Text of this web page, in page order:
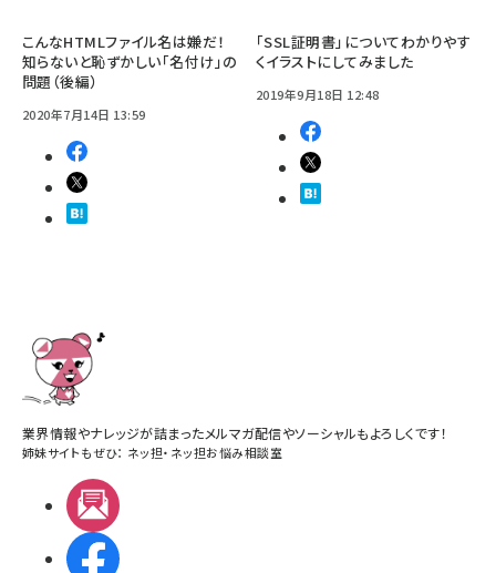
こんなHTMLファイル名は嫌だ！
知らないと恥ずかしい「名付け」の
問題（後編）
2020年7月14日 13:59
「SSL証明書」についてわかりやす
くイラストにしてみました
2019年9月18日 12:48
業界情報やナレッジが詰まったメルマガ配信やソーシャルもよろしくです！
姉妹サイトもぜひ： ネッ担・ ネッ担お悩み相談室